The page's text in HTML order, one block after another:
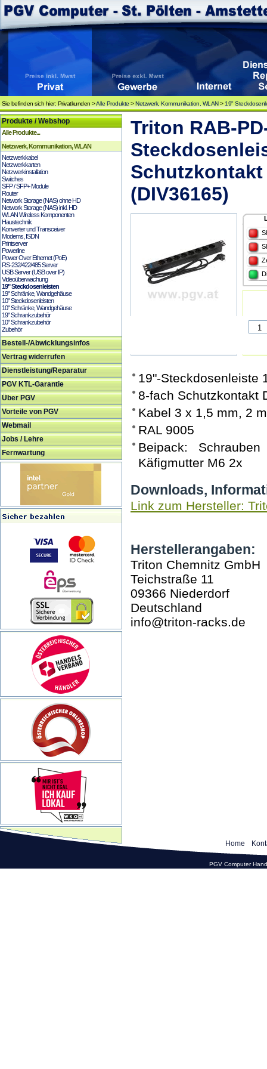
Sie befinden sich hier: Privatkunden >Alle Produkte >Netzwerk, Kommunikation, WLAN> 19"
Produkte / Webshop
Alle Produkte...
Netzwerk, Kommunikation, WLAN
Netzwerkkabel
Netzwerkkarten
Netzwerkinstallation
Switches
SFP / SFP+ Module
Router
Network Storage (NAS) ohne HD
Network Storage (NAS) inkl. HD
WLAN Wireless Komponenten
Haustechnik
Konverter und Transceiver
Modems, ISDN
Printserver
Powerline
Power Over Ethernet (PoE)
RS-232/422/485 Server
USB Server (USB over IP)
Videoüberwachung
19" Steckdosenleisten
19" Schränke, Wandgehäuse
10" Steckdosenleisten
10" Schränke, Wandgehäuse
19" Schrankzubehör
10" Schrankzubehör
Zubehör
Bestell-/Abwicklungsinfos
Vertrag widerrufen
Dienstleistung/Reparatur
PGV KTL-Garantie
Über PGV
Vorteile von PGV
Webmail
Jobs / Lehre
Fernwartung
Triton RAB-
(DIV36165)
19"-Steckdosenleiste
8-fach Schutzkontakt
Kabel 3 x 1,5 mm, 2
RAL 9005
Beipack:
Käfigmutter M6 2x
Downloads,
Link zum Hersteller:
Herstellerangaben:
Triton Chemnitz GmbH
Teichstraße 11
09366 Niederdorf
Deutschland
info@triton-racks.de
Home
PGV Computer